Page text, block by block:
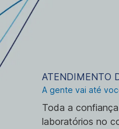
ATENDIMENTO
A gente vai até
Toda a
laboratórios no